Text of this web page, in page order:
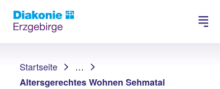
Suchen
Startseite
…
Altersgerechtes Wohnen Sehmatal